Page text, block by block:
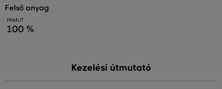
felső anyag
PAMUT
100 %
Kezelési útmutató